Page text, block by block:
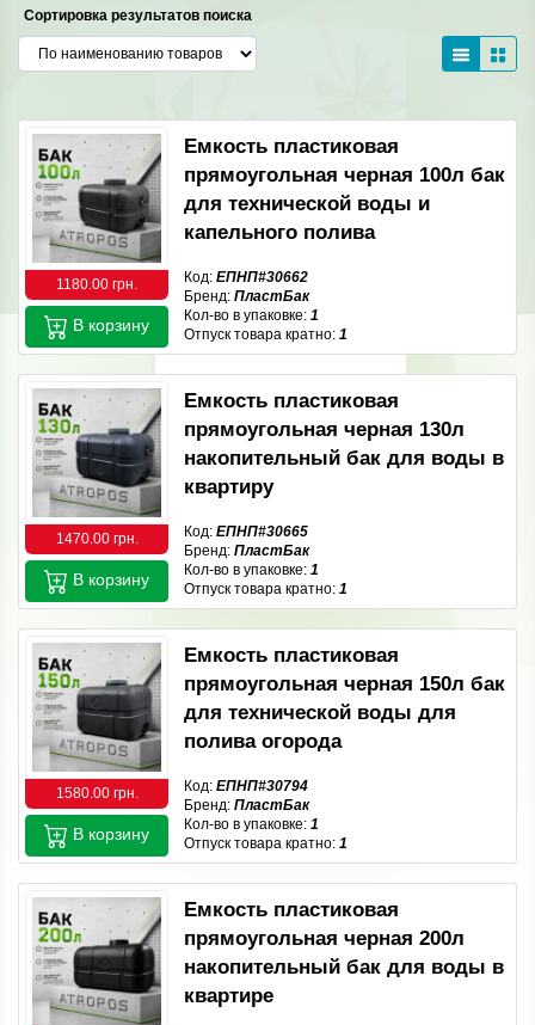
Сортировка результатов поиска
1180.00 грн.
Емкость пластиковая
прямоугольная черная 100л бак
для технической воды и
капельного полива
Код: ЕПНП#30662
Бренд: ПластБак
Кол-во в упаковке: 1
Отпуск товара кратно: 1
В корзину
1470.00 грн.
Емкость пластиковая
прямоугольная черная 130л
накопительный бак для воды в
квартиру
Код: ЕПНП#30665
Бренд: ПластБак
Кол-во в упаковке: 1
Отпуск товара кратно: 1
В корзину
1580.00 грн.
Емкость пластиковая
прямоугольная черная 150л бак
для технической воды для
полива огорода
Код: ЕПНП#30794
Бренд: ПластБак
Кол-во в упаковке: 1
Отпуск товара кратно: 1
В корзину
Емкость пластиковая
прямоугольная черная 200л
накопительный бак для воды в
квартире